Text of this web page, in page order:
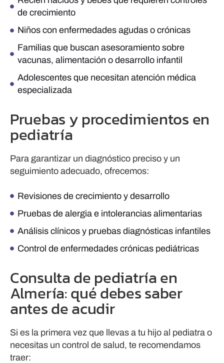
de crecimiento
Niños con enfermedades agudas o crónicas
Familias que buscan asesoramiento sobre
vacunas, alimentación o desarrollo infantil
Adolescentes que necesitan atención médica
especializada
Pruebas y procedimientos en
pediatría
Para garantizar un diagnóstico preciso y un
seguimiento adecuado, ofrecemos:
Revisiones de crecimiento y desarrollo
Pruebas de alergia e intolerancias alimentarias
Análisis clínicos y pruebas diagnósticas infantiles
Control de enfermedades crónicas pediátricas
Consulta de pediatría en
Almería: qué debes saber
antes de acudir
Si es la primera vez que llevas a tu hijo al pediatra o
necesitas un control de salud, te recomendamos
traer: